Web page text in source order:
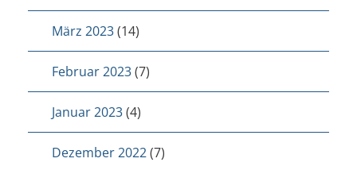
März 2023(14)
Februar 2023(7)
Januar 2023(4)
Dezember 2022(7)